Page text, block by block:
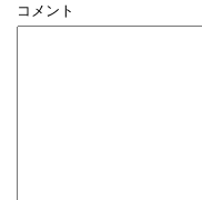
コメント